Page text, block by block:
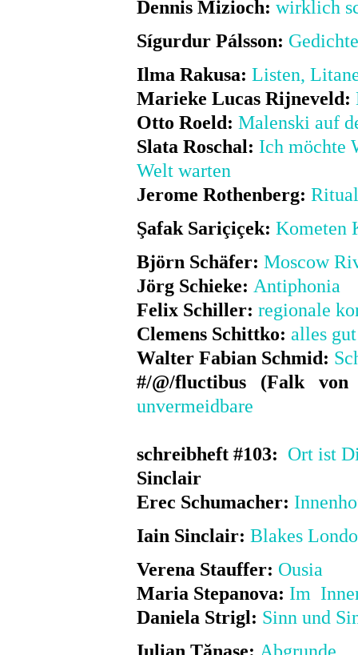
Dennis Mizioch:wirklich
Sígurdur Pálsson:
Ilma Rakusa:Listen,
Marieke Lucas Rijneveld:
Otto Roeld:Malenski auf
Slata Roschal: Ich möchte
Welt warten
Jerome Rothenberg:
Şafak Sariçiçek: Kometen
Björn Schäfer:Moscow
Jörg Schieke: Antiphonia
Felix Schiller:regionale
Clemens Schittko:alles gut
Walter Fabian Schmid:
#/@/fluctibus (Falk
unvermeidbare
schreibheft #103: Ort ist
Sinclair
Erec Schumacher:
Iain Sinclair:Blakes
Verena Stauffer: Ousia
Maria Stepanova: Im
Daniela Strigl: Sinn und
Iulian Tănase: Abgrunde